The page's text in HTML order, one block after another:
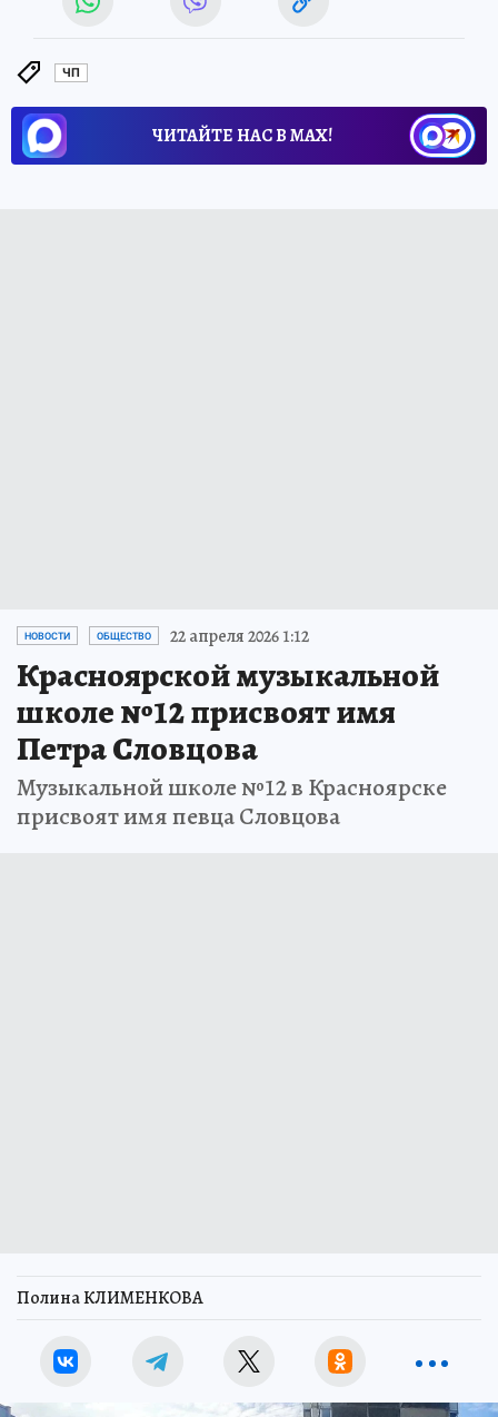
ЧП
ЧИТАЙТЕ НАС В МАХ!
НОВОСТИ ОБЩЕСТВО 22 апреля 2026 1:12
Красноярской музыкальной
школе №12 присвоят имя
Петра Словцова
Музыкальной школе №12 в Красноярске
присвоят имя певца Словцова
Полина КЛИМЕНКОВА